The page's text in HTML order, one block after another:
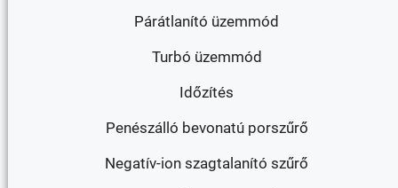
Párátlanító üzemmód
Turbó üzemmód
Időzítés
Penészálló bevonatú porszűrő
Negatív-ion szagtalanító szűrő